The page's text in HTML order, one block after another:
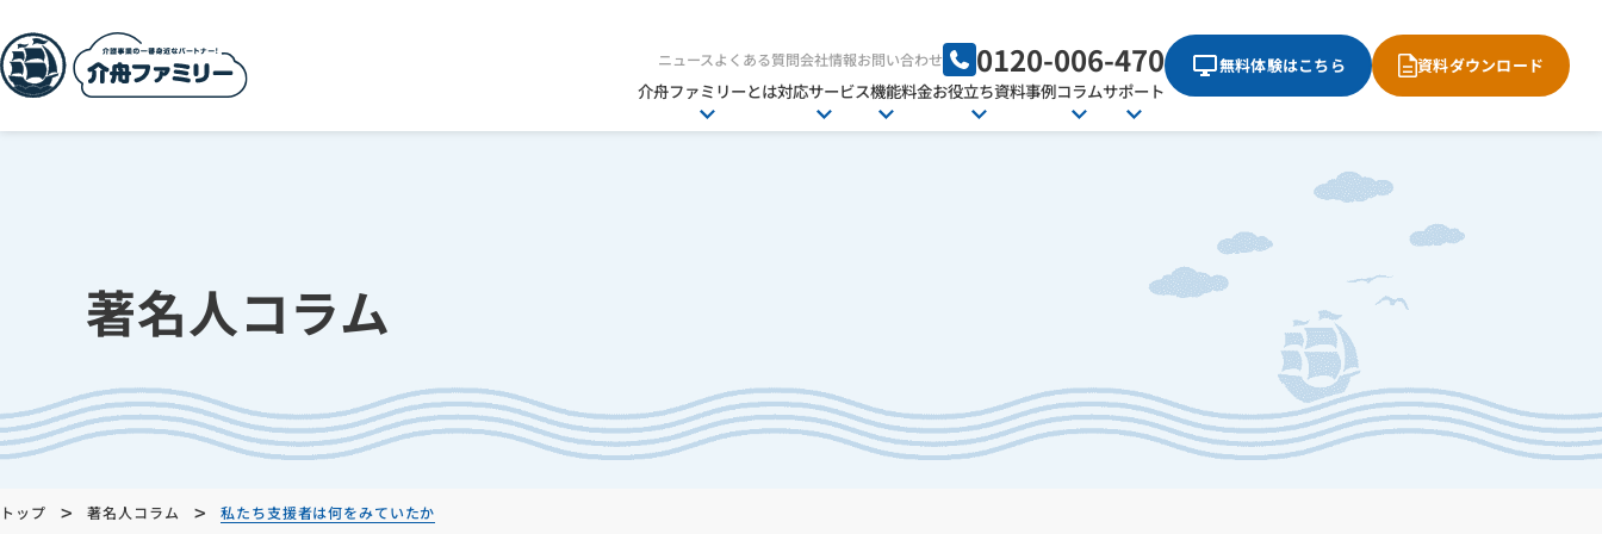
ニュースよくある質問会社情報お問い合わせ 0120-006-470
介舟ファミリーとは対応サービス機能料金お役立ち資料事例コラムサポート
無料体験はこちら 資料ダウンロード
著名人コラム
トップ > 著名人コラム > 私たち支援者は何をみていたか